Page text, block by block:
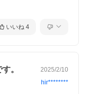
いいね 4
。 2025/2/10
hir********